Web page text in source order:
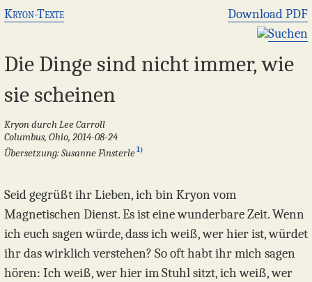
Kryon-Texte
Download PDF
Suchen
Die Dinge sind nicht immer, wie
sie scheinen
Kryon durch Lee Carroll
Columbus, Ohio, 2014-08-24
Übersetzung: Susanne Finsterle1)
Seid gegrüßt ihr Lieben, ich bin Kryon vom
Magnetischen Dienst. Es ist eine wunderbare Zeit. Wenn
ich euch sagen würde, dass ich weiß, wer hier ist, würdet
ihr das wirklich verstehen? So oft habt ihr mich sagen
hören: Ich weiß, wer hier im Stuhl sitzt, ich weiß, wer